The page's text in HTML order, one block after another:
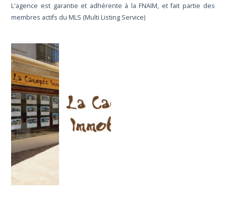
L'agence est garantie et adhérente à la FNAIM, et fait partie des
membres actifs du MLS (Multi Listing Service)